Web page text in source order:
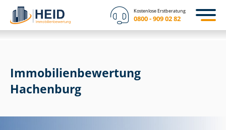
Kostenlose Erstberatung
0800 - 909 02 82
Immobilien­bewertung
Hachenburg